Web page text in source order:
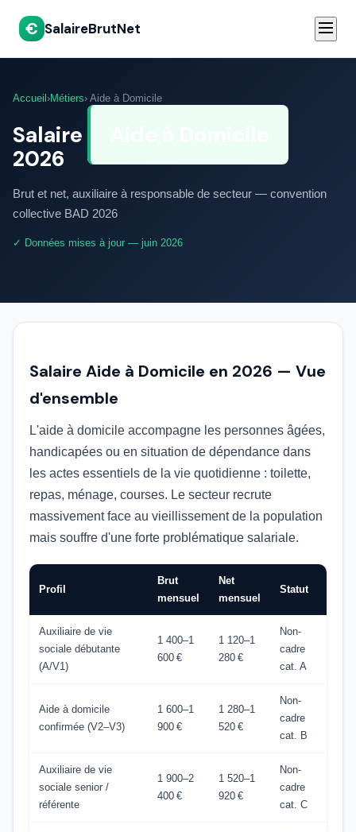
€ SalaireBrutNet
Accueil ›Métiers› Aide à Domicile
Salaire
2026
Brut et net, auxiliaire à responsable de secteur — convention
collective BAD 2026
✓ Données mises à jour — juin 2026
Salaire Aide à Domicile en 2026 — Vue
d'ensemble
L'aide à domicile accompagne les personnes âgées,
handicapées ou en situation de dépendance dans
les actes essentiels de la vie quotidienne : toilette,
repas, ménage, courses. Le secteur recrute
massivement face au vieillissement de la population
mais souffre d'une forte problématique salariale.
Profil
Brut
mensuel
Net
mensuel
Statut
Auxiliaire de vie
sociale débutante
(A/V1)
1 400–1
600 €
1 120–1
280 €
Non-
cadre
cat. A
Aide à domicile
confirmée (V2–V3)
1 600–1
900 €
1 280–1
520 €
Non-
cadre
cat. B
Auxiliaire de vie
sociale senior /
référente
1 900–2
400 €
1 520–1
920 €
Non-
cadre
cat. C